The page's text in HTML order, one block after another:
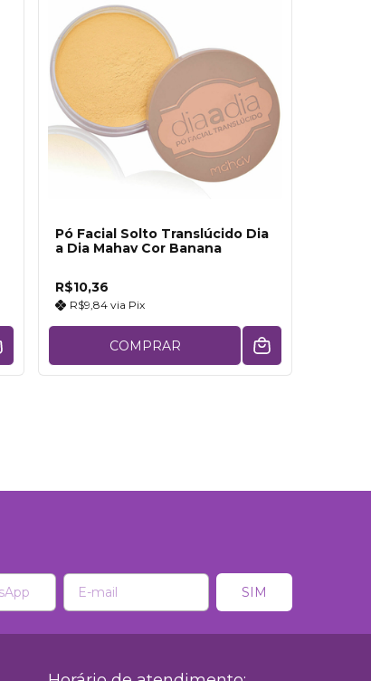
Pó Facial Solto Translúcido Dia
a Dia Mahav Cor Banana
R$10,36
R$9,84 via Pix
COMPRAR